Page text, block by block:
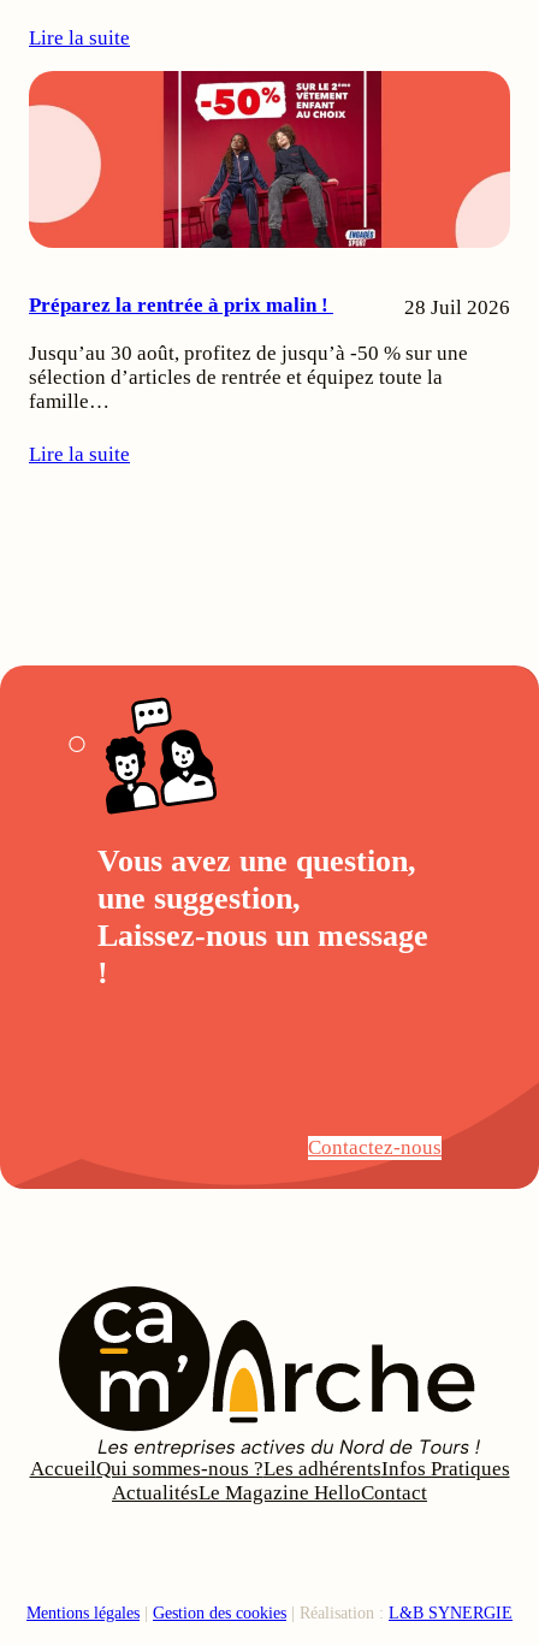
Lire la suite
Préparez la rentrée à prix malin ! 28 Juil 2026
Jusqu’au 30 août, profitez de jusqu’à -50 % sur une
sélection d’articles de rentrée et équipez toute la
famille…
Lire la suite
Vous avez une question,
une suggestion,
Laissez-nous un message
!
Contactez-nous
AccueilQui sommes-nous ?Les adhérentsInfos Pratiques
ActualitésLe Magazine HelloContact
Mentions légales | Gestion des cookies | Réalisation : L&B SYNERGIE